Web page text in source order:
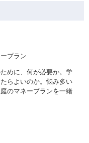
プラン
めに、何が必要か。学
らよいのか。悩み多い
のマネープランを一緒